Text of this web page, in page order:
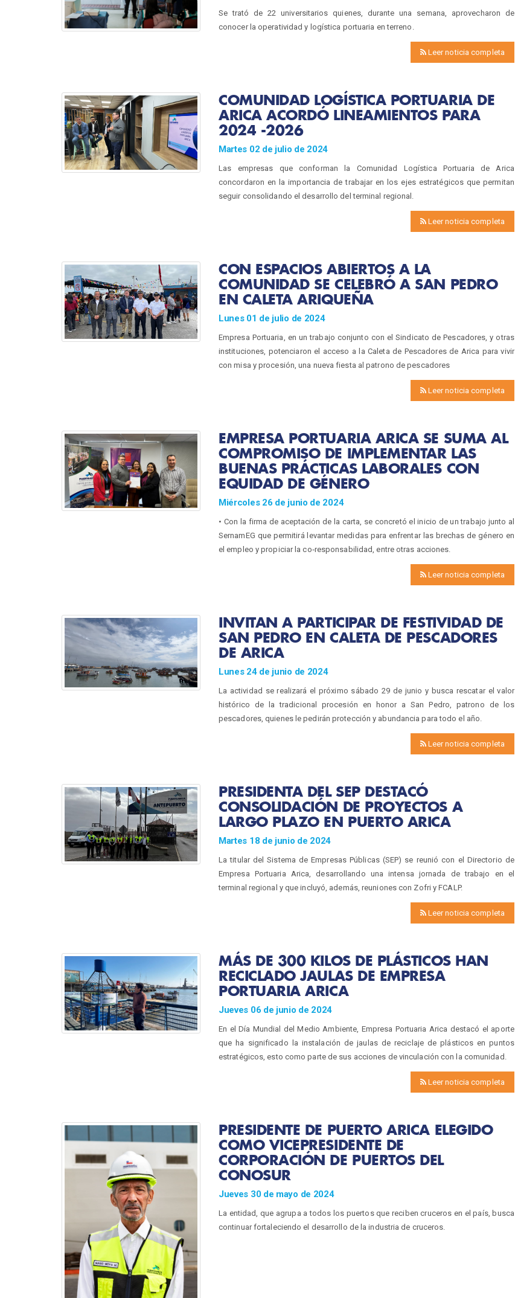
Se trató de 22 universitarios quienes, durante una semana, aprovecharon de
conocer la operatividad y logística portuaria en terreno.
Leer noticia completa
COMUNIDAD LOGÍSTICA PORTUARIA DE
ARICA ACORDÓ LINEAMIENTOS PARA
2024 -2026
Martes 02 de julio de 2024
Las empresas que conforman la Comunidad Logística Portuaria de Arica
concordaron en la importancia de trabajar en los ejes estratégicos que permitan
seguir consolidando el desarrollo del terminal regional.
Leer noticia completa
CON ESPACIOS ABIERTOS A LA
COMUNIDAD SE CELEBRÓ A SAN PEDRO
EN CALETA ARIQUEÑA
Lunes 01 de julio de 2024
Empresa Portuaria, en un trabajo conjunto con el Sindicato de Pescadores, y otras
instituciones, potenciaron el acceso a la Caleta de Pescadores de Arica para vivir
con misa y procesión, una nueva fiesta al patrono de pescadores
Leer noticia completa
EMPRESA PORTUARIA ARICA SE SUMA AL
COMPROMISO DE IMPLEMENTAR LAS
BUENAS PRÁCTICAS LABORALES CON
EQUIDAD DE GÉNERO
Miércoles 26 de junio de 2024
• Con la firma de aceptación de la carta, se concretó el inicio de un trabajo junto al
SernamEG que permitirá levantar medidas para enfrentar las brechas de género en
el empleo y propiciar la co‐responsabilidad, entre otras acciones.
Leer noticia completa
INVITAN A PARTICIPAR DE FESTIVIDAD DE
SAN PEDRO EN CALETA DE PESCADORES
DE ARICA
Lunes 24 de junio de 2024
La actividad se realizará el próximo sábado 29 de junio y busca rescatar el valor
histórico de la tradicional procesión en honor a San Pedro, patrono de los
pescadores, quienes le pedirán protección y abundancia para todo el año.
Leer noticia completa
PRESIDENTA DEL SEP DESTACÓ
CONSOLIDACIÓN DE PROYECTOS A
LARGO PLAZO EN PUERTO ARICA
Martes 18 de junio de 2024
La titular del Sistema de Empresas Públicas (SEP) se reunió con el Directorio de
Empresa Portuaria Arica, desarrollando una intensa jornada de trabajo en el
terminal regional y que incluyó, además, reuniones con Zofri y FCALP.
Leer noticia completa
MÁS DE 300 KILOS DE PLÁSTICOS HAN
RECICLADO JAULAS DE EMPRESA
PORTUARIA ARICA
Jueves 06 de junio de 2024
En el Día Mundial del Medio Ambiente, Empresa Portuaria Arica destacó el aporte
que ha significado la instalación de jaulas de reciclaje de plásticos en puntos
estratégicos, esto como parte de sus acciones de vinculación con la comunidad.
Leer noticia completa
PRESIDENTE DE PUERTO ARICA ELEGIDO
COMO VICEPRESIDENTE DE
CORPORACIÓN DE PUERTOS DEL
CONOSUR
Jueves 30 de mayo de 2024
La entidad, que agrupa a todos los puertos que reciben cruceros en el país, busca
continuar fortaleciendo el desarrollo de la industria de cruceros.